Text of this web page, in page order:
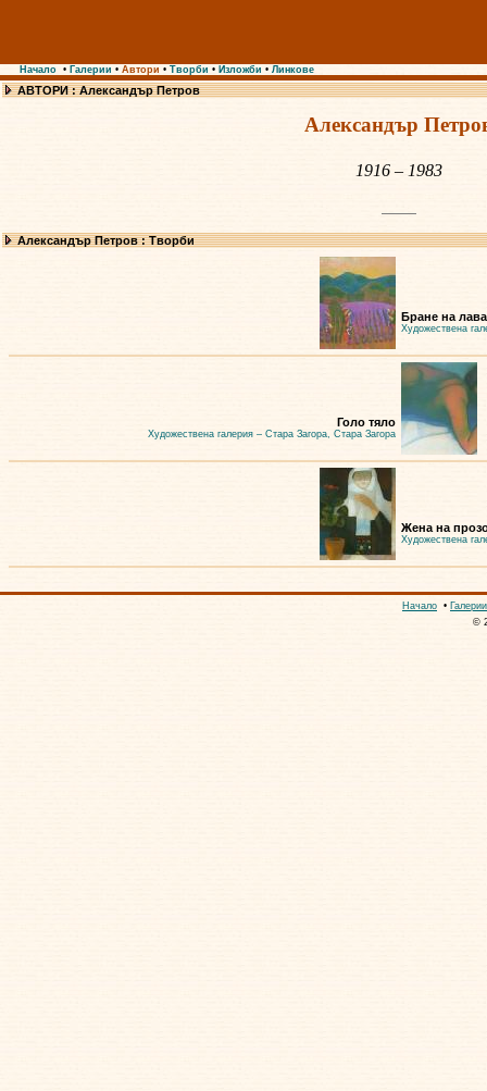
Начало • Галерии • Автори • Творби • Изложби • Линкове
АВТОРИ : Александър Петров
Александър
1916 – 1983
Александър Петров : Творби
Бране на
Художествена
Голо тяло
Художествена галерия – Стара Загора, Стара Загора
Жена на
Художествена
Начало • Галерии
©